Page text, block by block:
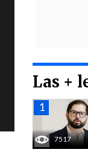
Las +
7517